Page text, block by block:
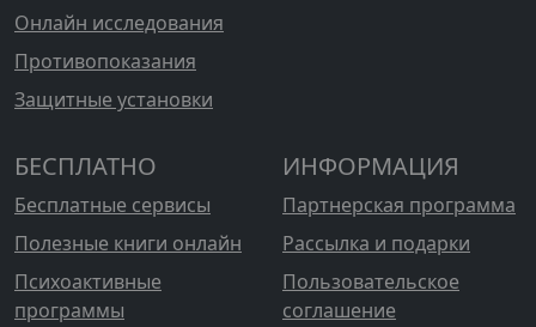
Онлайн исследования
Противопоказания
Защитные установки
БЕСПЛАТНО
Бесплатные сервисы
Полезные книги онлайн
Психоактивные
программы
ИНФОРМАЦИЯ
Партнерская программа
Рассылка и подарки
Пользовательское
соглашение